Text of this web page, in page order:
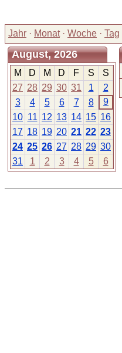
Jahr · Monat· Woche · Tag
August, 2026
M D M D F S
S
27 28 29 30 31 1
2
3
4 5 6 7 8
9
10 11 12 13 14 15 16
17 18 19 20 21 22 23
24 25 26 27 28 29 30
31
1 2 3 4 5 6